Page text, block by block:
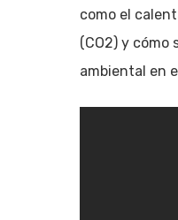
como el
(CO2) y
ambiental en